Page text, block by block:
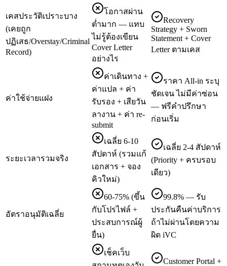
เคสประวัติเปราะบาง
(เคยถูก
ปฏิเสธ/Overstay/Criminal
Record)
โอกาสผ่าน
ต่ำมาก — แทบ
ไม่รู้ต้องเขียน
Cover Letter
อย่างไร
Recovery
Strategy + Sworn
Statement + Cover
Letter ตามเคส
ค่าใช้จ่ายแฝง
ค่าเดินทาง +
ค่าแปล + ค่า
รับรอง + เสียวัน
ลางาน + ค่า re-
submit
ราคา All-in ระบุ
ชัดเจน ไม่มีค่าซ่อน
— ฟรีคำปรึกษา
ก่อนเริ่ม
ระยะเวลารวมจริง
เฉลี่ย 6-10
สัปดาห์ (รวมแก้
เอกสาร + จอง
คิวใหม่)
เฉลี่ย 2-4 สัปดาห์
(Priority + ครบรอบ
เดียว)
อัตราอนุมัติเฉลี่ย
60-75% (ขึ้น
กับโปรไฟล์ +
ประสบการณ์ผู้
ยื่น)
99.8% — รับ
ประกันคืนค่าบริการ
ถ้าไม่ผ่านโดยความ
ผิด iVC
เช็คเว็บ
Customer Portal +